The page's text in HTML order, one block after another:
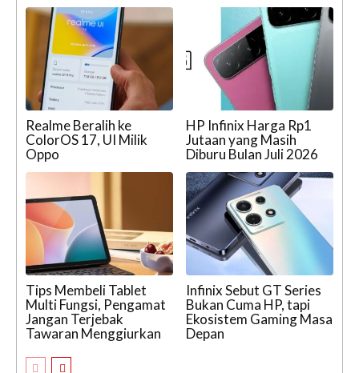
Realme Beralih ke
ColorOS 17, UI Milik
Oppo
HP Infinix Harga Rp1
Jutaan yang Masih
Diburu Bulan Juli 2026
Tips Membeli Tablet
Multi Fungsi, Pengamat
Jangan Terjebak
Tawaran Menggiurkan
Infinix Sebut GT Series
Bukan Cuma HP, tapi
Ekosistem Gaming Masa
Depan